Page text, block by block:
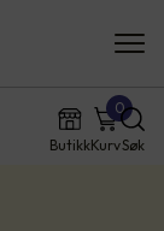
ButikkKurv
0
Søk